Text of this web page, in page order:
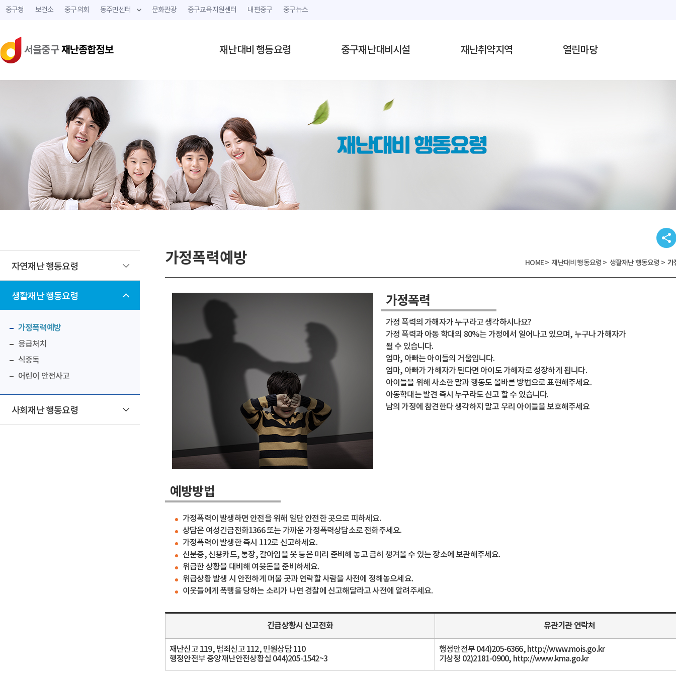
중구청 보건소 중구의회 동주민센터 문화관광 중구교육지원센터 내편중구 중구뉴스
서울중구 재난종합정보 재난대비 행동요령 중구재난대비시설 재난취약지역 열린마당
자연재난 행동요령
생활재난 행동요령
가정폭력예방
응급처치
식중독
어린이 안전사고
사회재난 행동요령
가정폭력예방
share
HOME > 재난대비 행동요령 > 생활재난 행동요령 > 가
가정폭력
가정 폭력의 가해자가 누구라고 생각하시나요?
가정 폭력과 아동 학대의 80%는 가정에서 일어나고 있으며, 누구나 가해자가
될 수 있습니다.
엄마, 아빠는 아이들의 거울입니다.
엄마, 아빠가 가해자가 된다면 아이도 가해자로 성장하게 됩니다.
아이들을 위해 사소한 말과 행동도 올바른 방법으로 표현해주세요.
아동학대는 발견 즉시 누구라도 신고 할 수 있습니다.
남의 가정에 참견한다 생각하지 말고 우리 아이들을 보호해주세요
예방방법
가정폭력이 발생하면 안전을 위해 일단 안전한 곳으로 피하세요.
상담은 여성긴급전화1366 또는 가까운 가정폭력상담소로 전화주세요.
가정폭력이 발생한 즉시 112로 신고하세요.
신분증, 신용카드, 통장, 갈아입을 옷 등은 미리 준비해 놓고 급히 챙겨올 수 있는 장소에 보관해주세요.
위급한 상황을 대비해 여윳돈을 준비하세요.
위급상황 발생 시 안전하게 머물 곳과 연락할 사람을 사전에 정해놓으세요.
이웃들에게 폭행을 당하는 소리가 나면 경찰에 신고해달라고 사전에 알려주세요.
긴급상황시 신고전화 유관기관 연락처
재난신고 119, 범죄신고 112, 민원상담 110
행정안전부 중앙재난안전상황실 044)205-1542~3
행정안전부 044)205-6366, http://www.mois.go.kr
기상청 02)2181-0900, http://www.kma.go.kr